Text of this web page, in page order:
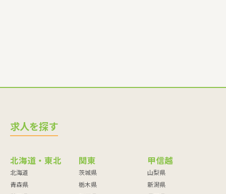
求人を探す
北海道・東北
北海道
青森県
関東
茨城県
栃木県
甲信越
山梨県
新潟県